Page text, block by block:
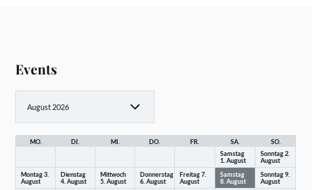
Events
MO. DI. MI. DO. FR. SA.
SO.
Samstag
1. August
Sonntag 2.
August
Montag 3.
August
Dienstag
4. August
Mittwoch
5. August
Donnerstag
6. August
Freitag 7.
August
Samstag
8. August
Sonntag 9.
August